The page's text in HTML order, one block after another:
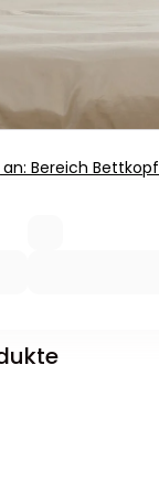
Bereich